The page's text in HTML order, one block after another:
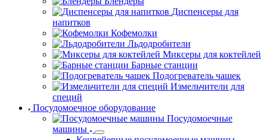
Диспенсеры для
напитков
Кофемолки
Льдодробители
Миксеры для коктейлей
Барные станции
Подогреватель чашек
Измельчители для
специй
Посудомоечное оборудование
Посудомоечные
машины